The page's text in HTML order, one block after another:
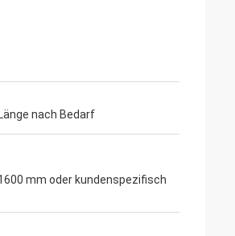
nach Bedarf
mm oder kundenspezifisch